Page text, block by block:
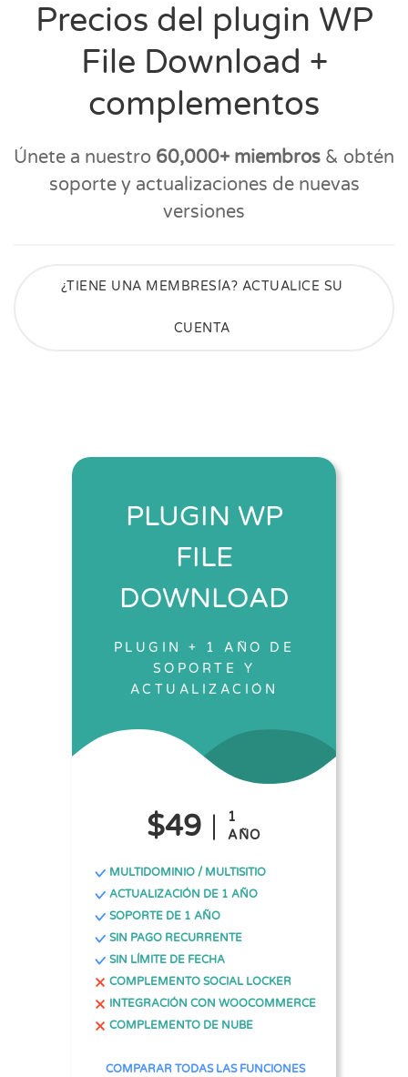
Precios del plugin WP
File Download +
complementos
Únete a nuestro 60,000+ miembros & obtén
soporte y actualizaciones de nuevas
versiones
¿TIENE UNA MEMBRESÍA? ACTUALICE SU
CUENTA
PLUGIN WP
FILE
DOWNLOAD
PLUGIN + 1 AÑO DE
SOPORTE Y
ACTUALIZACIÓN
$49
1
AÑO
MULTIDOMINIO / MULTISITIO
ACTUALIZACIÓN DE 1 AÑO
SOPORTE DE 1 AÑO
SIN PAGO RECURRENTE
SIN LÍMITE DE FECHA
COMPLEMENTO SOCIAL LOCKER
INTEGRACIÓN CON WOOCOMMERCE
COMPLEMENTO DE NUBE
COMPARAR TODAS LAS FUNCIONES